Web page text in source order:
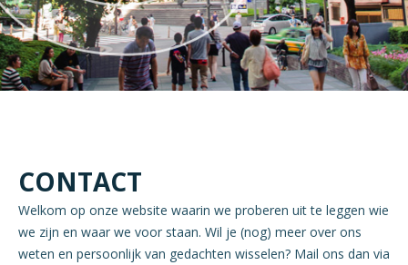
CONTACT
Welkom op onze website waarin we proberen uit te leggen wie
we zijn en waar we voor staan. Wil je (nog) meer over ons
weten en persoonlijk van gedachten wisselen? Mail ons dan via